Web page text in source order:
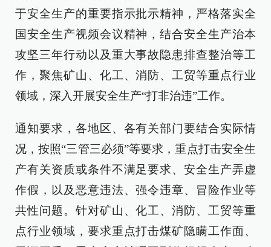
于安全生产的重要指示批示精神，严格落实全
国安全生产视频会议精神，结合安全生产治本
攻坚三年行动以及重大事故隐患排查整治等工
作，聚焦矿山、化工、消防、工贸等重点行业
领域，深入开展安全生产“打非治违”工作。
通知要求，各地区、各有关部门要结合实际情
况，按照“三管三必须”等要求，重点打击安全生
产有关资质或条件不满足要求、安全生产弄虚
作假，以及恶意违法、强令违章、冒险作业等
共性问题。针对矿山、化工、消防、工贸等重
点行业领域，要求重点打击煤矿隐瞒工作面、